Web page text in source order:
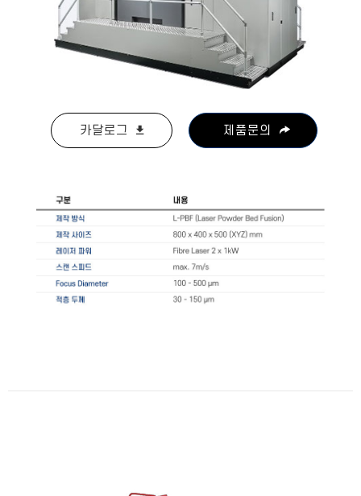
카달로그 제품문의